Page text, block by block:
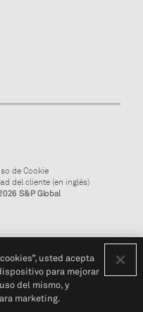
de Cookie
del cliente (en inglés)
S&P Global
usted acepta
para mejorar
del mismo, y
marketing.